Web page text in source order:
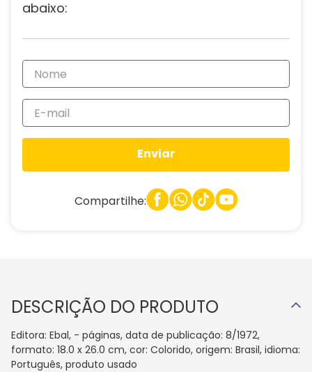
abaixo:
Enviar
Compartilhe:
DESCRIÇÃO DO PRODUTO
Editora: Ebal, - páginas, data de publicação: 8/1972,
formato: 18.0 x 26.0 cm, cor: Colorido, origem: Brasil, idioma:
Português, produto usado